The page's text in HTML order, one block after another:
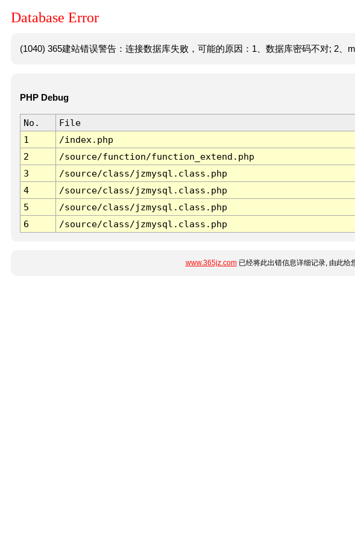
Database Error
(1040) 365建站错误警告：连接数据库失败，可能的原因：1、数据库密码不对; 2、
PHP Debug
No. File
1
/index.php
2
/source/function/function_extend.php
3
/source/class/jzmysql.class.php
4
/source/class/jzmysql.class.php
5
/source/class/jzmysql.class.php
6
/source/class/jzmysql.class.php
www.365jz.com已经将此出错信息详细记录, 由此给